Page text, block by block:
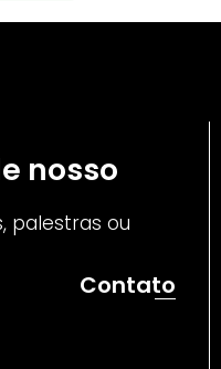
nosso
palestras ou
Contato